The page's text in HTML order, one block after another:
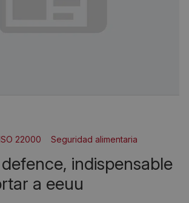
22000 Seguridad alimentaria
a eeuu